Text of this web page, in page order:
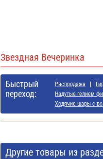
Звездная Вечеринка
Быстрый
переход:
Распродажа
Надутые гелием
Ходячие шары с
Другие товары из